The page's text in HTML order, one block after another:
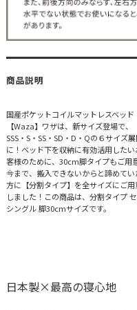
商品説明
国産ポケットコイルマットレスベッド
【Waza】ワザは、新サイズ登場で、
SSS・S・SS・SD・D・Qの６サイズ
に！ベッド下を収納に有効活用したい
客様のために、30cm脚タイプもご用
今まで、搬入できないからと諦めてい
方に【分割タイプ】を全サイズにご用
しました！この商品は、分割タイプ
シングル 脚30cmサイズです。
日本製×最高の寝心地